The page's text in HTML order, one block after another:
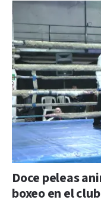
Doce peleas
boxeo en el